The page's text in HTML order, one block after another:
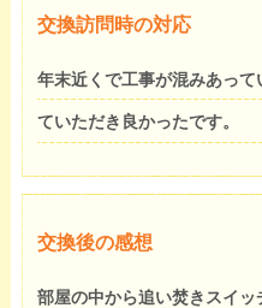
交換訪問時の対応
年末近くで工事が混みあっ
ていただき良かったです。
交換後の感想
部屋の中から追い焚きスイ